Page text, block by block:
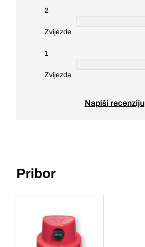
2
Zvijezde
1
Zvijezda
Napiši recenziju
Pribor